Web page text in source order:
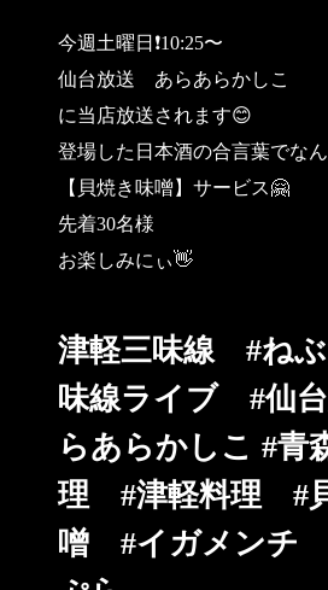
今週土曜日❗️10:25〜
仙台放送 あらあらかしこ
に当店放送されます😊
登場した日本酒の合言葉でなん
【貝焼き味噌】サービス🤗
先着30名様
お楽しみにぃ👋
津軽三味線 #ね
味線ライブ #仙
らあらかしこ #青
理 #津軽料理 #
噌 #イガメンチ